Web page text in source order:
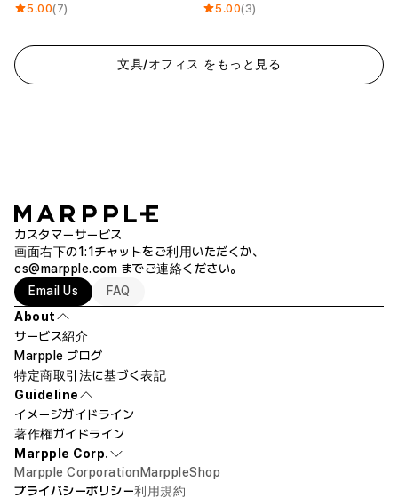
5.00(7)
5.00(3)
文具/オフィス をもっと見る
カスタマーサービス
画面右下の1:1チャットをご利用いただくか、
cs@marpple.com までご連絡ください。
Email Us
FAQ
About
サービス紹介
Marpple ブログ
特定商取引法に基づく表記
Guideline
イメージガイドライン
著作権ガイドライン
Marpple Corp.
Marpple Corporation MarppleShop
プライバシーポリシー利用規約